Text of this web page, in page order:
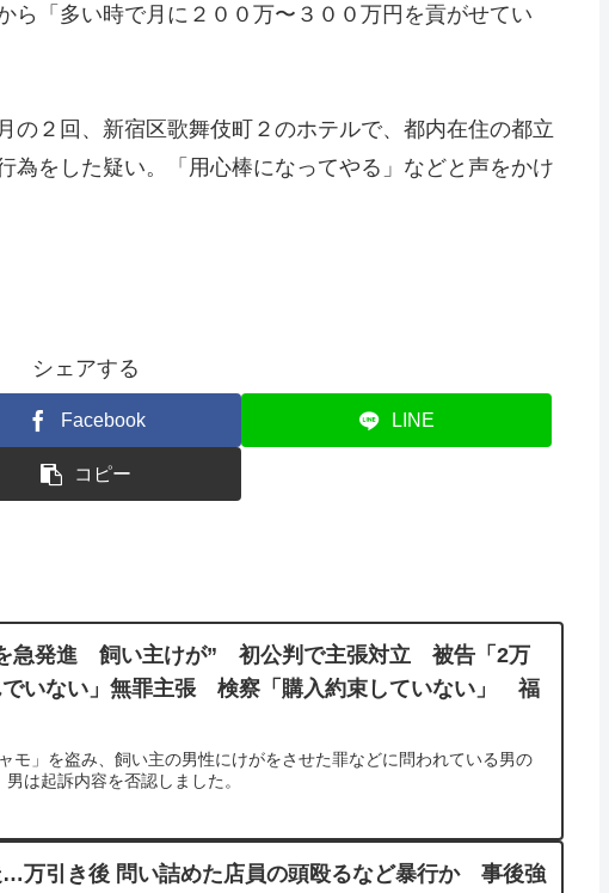
ら「多い時で月に２００万〜３００万円を貢がせてい
２回、新宿区歌舞伎町２のホテルで、都内在住の都立
為をした疑い。「用心棒になってやる」などと声をかけ
シェアする
Facebook LINE
コピー
急発進 飼い主けが” 初公判で主張対立 被告「2万
でいない」無罪主張 検察「購入約束していない」 福
モ」を盗み、飼い主の男性にけがをさせた罪などに問われている男の
は起訴内容を否認しました。
…万引き後 問い詰めた店員の頭殴るなど暴行か 事後強